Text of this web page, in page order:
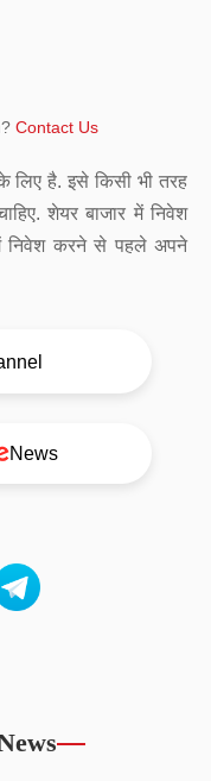
Contact Us
लिए है. इसे किसी भी तरह
शेयर बाजार में निवेश
में निवेश करने से पहले अपने
News